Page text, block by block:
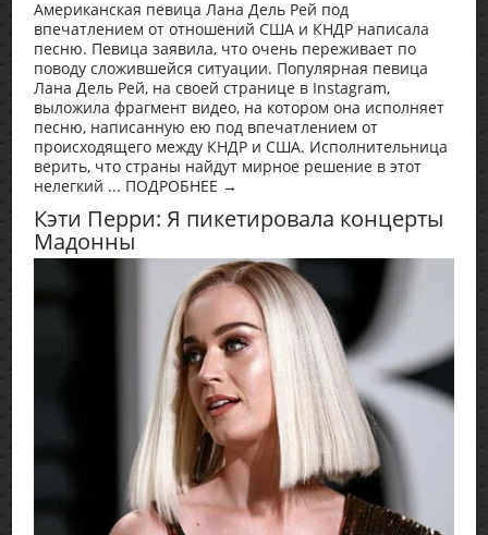
Американская певица Лана Дель Рей под
впечатлением от отношений США и КНДР написала
песню. Певица заявила, что очень переживает по
поводу сложившейся ситуации. Популярная певица
Лана Дель Рей, на своей странице в Instagram,
выложила фрагмент видео, на котором она исполняет
песню, написанную ею под впечатлением от
происходящего между КНДР и США. Исполнительница
верить, что страны найдут мирное решение в этот
нелегкий ... ПОДРОБНЕЕ →
Кэти Перри: Я пикетировала концерты
Мадонны